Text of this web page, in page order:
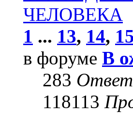
ЧЕЛОВЕКА
1 ... 13, 14, 15
в форуме В
283
118113